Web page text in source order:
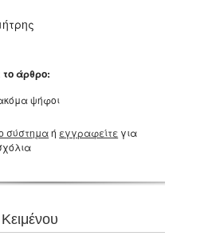
άρθρο:
ψήφοι
σύστημαή εγγραφείτε για